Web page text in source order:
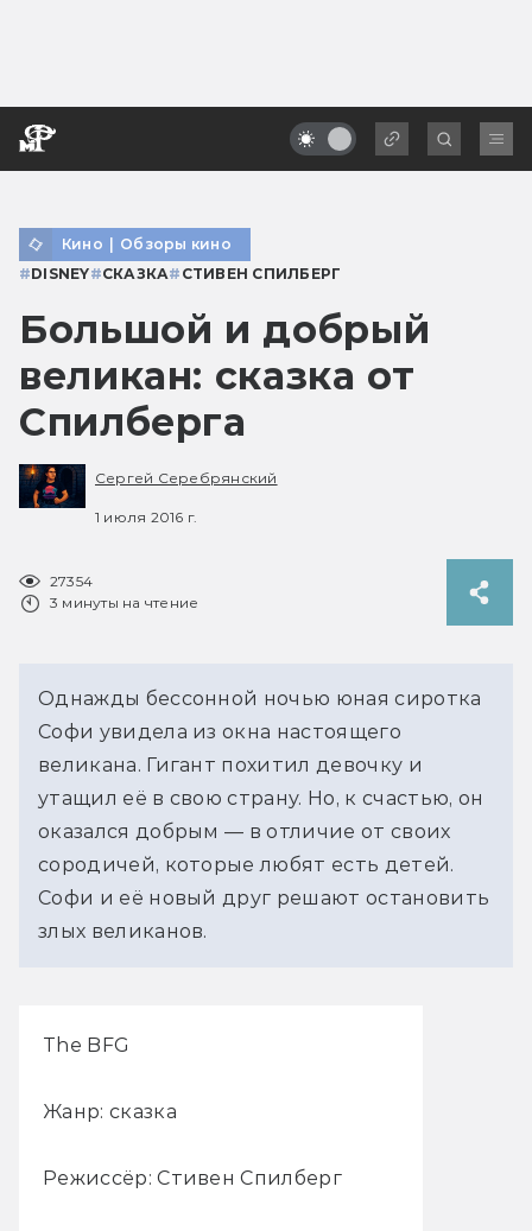
Кино | Обзоры кино
#DISNEY#СКАЗКА# СТИВЕН СПИЛБЕРГ
Большой и добрый
великан: сказка от
Спилберга
Сергей Серебрянский
1 июля 2016 г.
27354
3 минуты на чтение
Однажды бессонной ночью юная сиротка
Софи увидела из окна настоящего
великана. Гигант похитил девочку и
утащил её в свою страну. Но, к счастью, он
оказался добрым — в отличие от своих
сородичей, которые любят есть детей.
Софи и её новый друг решают остановить
злых великанов.
The BFG
Жанр: сказка
Режиссёр: Стивен Спилберг